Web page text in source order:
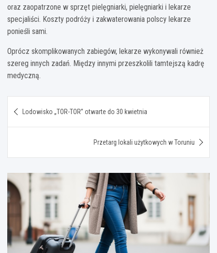
oraz zaopatrzone w sprzęt pielęgniarki, pielęgniarki i lekarze
specjaliści. Koszty podróży i zakwaterowania polscy lekarze
ponieśli sami.
Oprócz skomplikowanych zabiegów, lekarze wykonywali również
szereg innych zadań. Między innymi przeszkolili tamtejszą kadrę
medyczną.
wpisu
Lodowisko „TOR-TOR” otwarte do 30 kwietnia
Przetarg lokali użytkowych w Toruniu